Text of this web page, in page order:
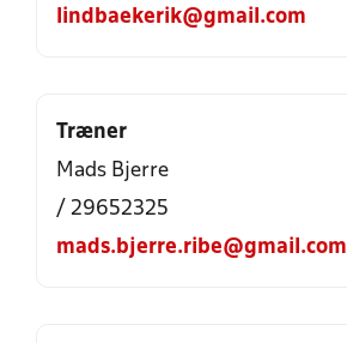
lindbaekerik@gmail.com
Træner
Mads Bjerre
/ 29652325
mads.bjerre.ribe@gmail.com